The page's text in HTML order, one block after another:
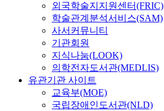
외국학술지지원센터(FRIC)
학술관계분석서비스(SAM)
사서커뮤니티
기관회원
지식나눔(LOOK)
의학전자도서관(MEDLIS)
유관기관 사이트
교육부(MOE)
국립장애인도서관(NLD)